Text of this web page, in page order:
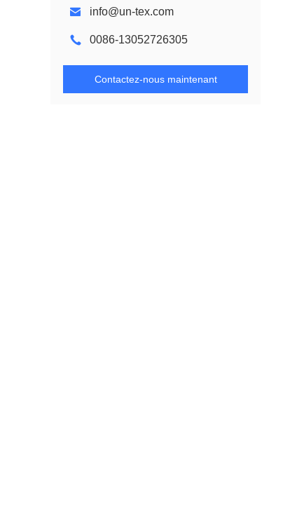
info@un-tex.com
0086-13052726305
Contactez-nous maintenant